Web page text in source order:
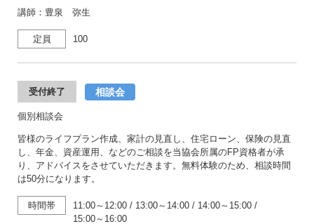
講師：豊泉 弥生
定員 100
受付終了 相談会
個別相談会
皆様のライフプラン作成、家計の見直し、住宅ローン、保険の見直
し、年金、資産運用、などのご相談を当協会所属のFP資格者が承
り、アドバイスをさせていただきます。無料体験のため、相談時間
は50分になります。
時間帯 11:00～12:00 / 13:00～14:00 / 14:00～15:00 /
15:00～16:00